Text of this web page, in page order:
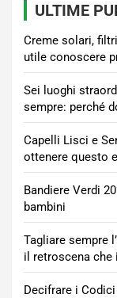
ULTIME
Creme solari,
utile conoscere
Sei luoghi
sempre: perché
Capelli Lisci e
ottenere questo
Bandiere Verdi
bambini
Tagliare sempre
il retroscena
Decifrare i